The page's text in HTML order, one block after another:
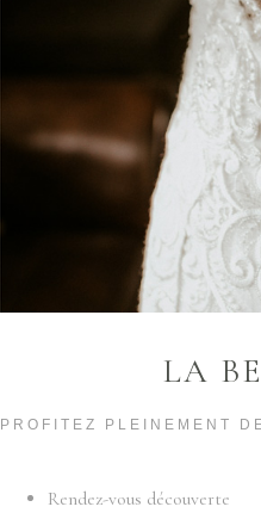
LA
PROFITEZ PLEINEMENT
Rendez-vous découverte